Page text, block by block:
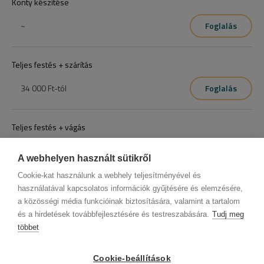
A webhelyen használt sütikről
Cookie-kat használunk a webhely teljesítményével és
használatával kapcsolatos információk gyűjtésére és elemzésére,
a közösségi média funkcióinak biztosítására, valamint a tartalom
és a hirdetések továbbfejlesztésére és testreszabására. Tudj meg
többet
Cookie-beállítások
vonatkozik pontosabb tájékoztatás miatt kerese fel szalonjainkat
~
Foglalás
Teljes festés + szárítás
34 000 Ft-tól Foglalás
Teljes festés + vágás